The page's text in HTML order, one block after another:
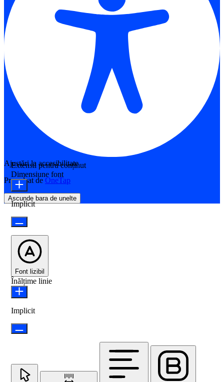
Ajustări la accesibilitate
Propulsat de OneTap
Ascunde bara de unelte
Extensii pentru conținut
Dimensiune font
Implicit
Font lizibil
Înălțime linie
Implicit